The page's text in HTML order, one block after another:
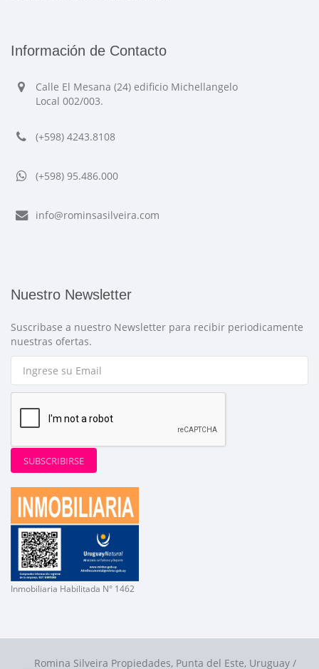
Información de Contacto
Calle El Mesana (24) edificio Michellangelo
Local 002/003.
(+598) 4243.8108
(+598) 95.486.000
info@rominsasilveira.com
Nuestro Newsletter
Suscribase a nuestro Newsletter para recibir periodicamente
nuestras ofertas.
SUBSCRIBIRSE
Inmobiliaria Habilitada N° 1462
Romina Silveira Propiedades, Punta del Este, Uruguay /